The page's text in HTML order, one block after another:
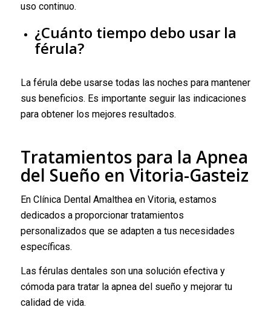
uso continuo.
¿Cuánto tiempo debo usar la
férula?
La férula debe usarse todas las noches para mantener
sus beneficios. Es importante seguir las indicaciones
para obtener los mejores resultados.
Tratamientos para la Apnea
del Sueño en Vitoria-Gasteiz
En Clínica Dental Amalthea en Vitoria, estamos
dedicados a proporcionar tratamientos
personalizados que se adapten a tus necesidades
específicas.
Las férulas dentales son una solución efectiva y
cómoda para tratar la apnea del sueño y mejorar tu
calidad de vida.